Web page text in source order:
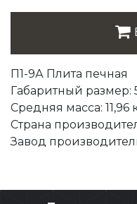
П1-9А Плита печная
Габаритный размер:
Средняя масса: 11,96
Страна
Завод